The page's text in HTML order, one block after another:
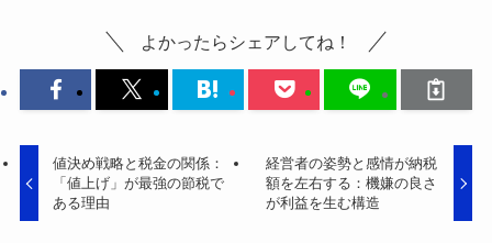
よかったらシェアしてね！
値決め戦略と税金の関係：
「値上げ」が最強の節税で
ある理由
経営者の姿勢と感情が納税
額を左右する：機嫌の良さ
が利益を生む構造